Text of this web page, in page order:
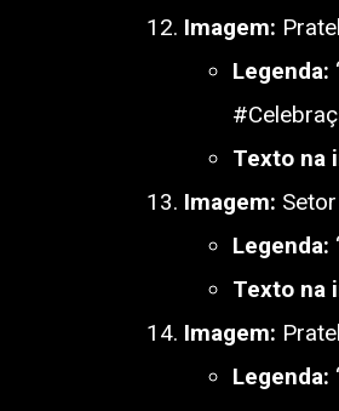
Imagem:
Legenda:
Texto na
Imagem:
Legenda:
Texto na
Imagem:
Legenda: